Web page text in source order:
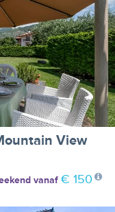
View
vanaf € 150